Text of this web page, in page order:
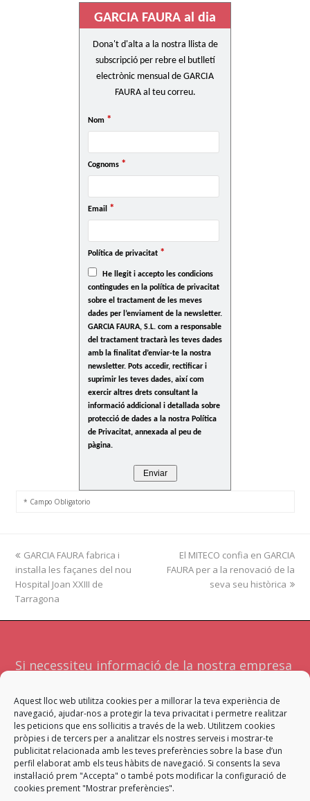
Aquest lloc web utilitza cookies per a millorar la teva experiència de
navegació, ajudar-nos a protegir la teva privacitat i permetre realitzar
les peticions que ens sol·licitis a través de la web. Utilitzem cookies
pròpies i de tercers per a analitzar els nostres serveis i mostrar-te
publicitat relacionada amb les teves preferències sobre la base d’un
perfil elaborat amb els teus hàbits de navegació. Si consents la seva
instal·lació prem "Accepta" o també pots modificar la configuració de
cookies prement "Mostrar preferències".
GARCIA FAURA al dia
Dona't d'alta a la nostra llista de
subscripció per rebre el butlletí
electrònic mensual de GARCIA
FAURA al teu correu.
Nom *
Cognoms *
Email *
Política de privacitat *
He llegit i accepto les condicions
contingudes en la política de privacitat
sobre el tractament de les meves
dades per l’enviament de la newsletter.
GARCIA FAURA, S.L. com a responsable
del tractament tractarà les teves dades
amb la finalitat d’enviar-te la nostra
newsletter. Pots accedir, rectificar i
suprimir les teves dades, així com
exercir altres drets consultant la
informació addicional i detallada sobre
protecció de dades a la nostra Política
de Privacitat, annexada al peu de
pàgina.
* Campo Obligatorio
previous
post:
GARCIA FAURA fabrica i
instal·la les façanes del nou
Hospital Joan XXIII de
Tarragona
next
post:
El MITECO confia en GARCIA
FAURA per a la renovació de la
seva seu històrica
Si necessiteu informació de la nostra empresa
nosaltres. Atendrà la vostra sol·licitud l'equip
més adient per a facilitar-vos una resposta
satisfactòria.
Contacta